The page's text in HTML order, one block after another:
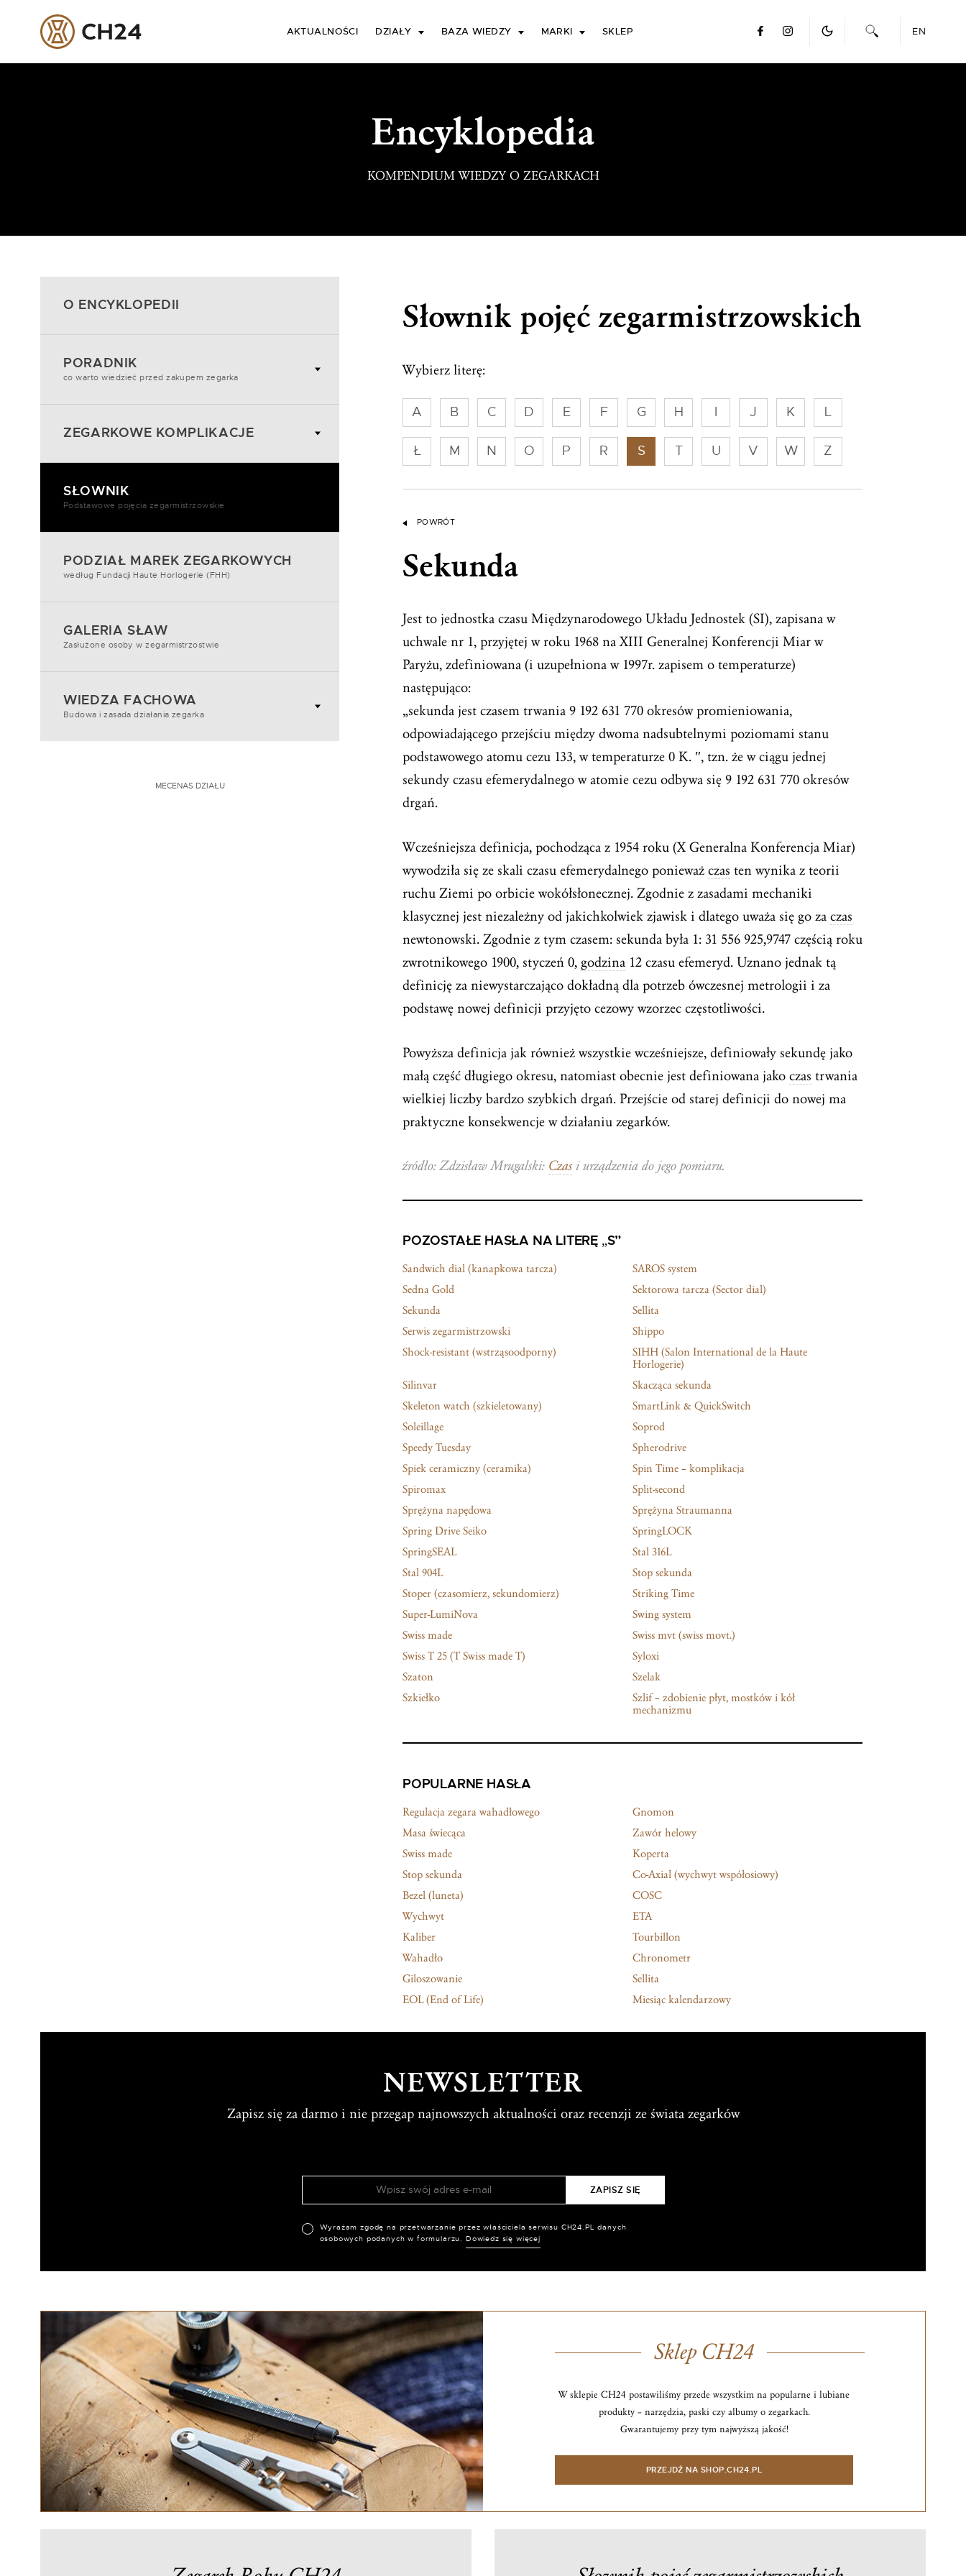
AKTUALNOŚCI DZIAŁY BAZA WIEDZY MARKI SKLEP EN
Encyklopedia
KOMPENDIUM WIEDZY O ZEGARKACH
O ENCYKLOPEDII
PORADNIK
co warto wiedzieć przed zakupem zegarka
ZEGARKOWE KOMPLIKACJE
SŁOWNIK
Podstawowe pojęcia zegarmistrzowskie
PODZIAŁ MAREK ZEGARKOWYCH
według Fundacji Haute Horlogerie (FHH)
GALERIA SŁAW
Zasłużone osoby w zegarmistrzostwie
WIEDZA FACHOWA
Budowa i zasada działania zegarka
MECENAS DZIAŁU
Słownik pojęć zegarmistrzowskich
Wybierz literę:
A B C D E F G H J K L
Ł M N O P R S U V W Z
POWRÓT
Sekunda
Jest to jednostka czasu Międzynarodowego Układu Jednostek (SI), zapisana w
uchwale nr 1, przyjętej w roku 1968 na XIII Generalnej Konferencji Miar w
Paryżu, zdefiniowana (i uzupełniona w 1997r. zapisem o temperaturze)
następująco:
„sekunda jest czasem trwania 9 192 631 770 okresów promieniowania,
odpowiadającego przejściu między dwoma nadsubtelnymi poziomami stanu
podstawowego atomu cezu 133, w temperaturze 0 K. ″, tzn. że w ciągu jednej
sekundy czasu efemerydalnego w atomie cezu odbywa się 9 192 631 770 okresów
drgań.
Wcześniejsza definicja, pochodząca z 1954 roku (X Generalna Konferencja Miar)
wywodziła się ze skali czasu efemerydalnego ponieważ czas ten wynika z teorii
ruchu Ziemi po orbicie wokółsłonecznej. Zgodnie z zasadami mechaniki
klasycznej jest niezależny od jakichkolwiek zjawisk i dlatego uważa się go za czas
newtonowski. Zgodnie z tym czasem: sekunda była 1: 31 556 925,9747 częścią roku
zwrotnikowego 1900, styczeń 0, godzina 12 czasu efemeryd. Uznano jednak tą
definicję za niewystarczająco dokładną dla potrzeb ówczesnej metrologii i za
podstawę nowej definicji przyjęto cezowy wzorzec częstotliwości.
Powyższa definicja jak również wszystkie wcześniejsze, definiowały sekundę jako
małą część długiego okresu, natomiast obecnie jest definiowana jako czas trwania
wielkiej liczby bardzo szybkich drgań. Przejście od starej definicji do nowej ma
praktyczne konsekwencje w działaniu zegarków.
źródło: Zdzisław Mrugalski: Czas i urządzenia do jego pomiaru.
POZOSTAŁE HASŁA NA LITERĘ „S”
Sandwich dial (kanapkowa tarcza)
SAROS system
Sedna Gold
Sektorowa tarcza (Sector dial)
Sekunda
Sellita
Serwis zegarmistrzowski
Shippo
Shock-resistant (wstrząsoodporny)
SIHH (Salon International de la Haute
Horlogerie)
Silinvar
Skacząca sekunda
Skeleton watch (szkieletowany)
SmartLink & QuickSwitch
Soleillage
Soprod
Speedy Tuesday
Spherodrive
Spiek ceramiczny (ceramika)
Spin Time – komplikacja
Spiromax
Split-second
Sprężyna napędowa
Sprężyna Straumanna
Spring Drive Seiko
SpringLOCK
SpringSEAL
Stal 316L
Stal 904L
Stop sekunda
Stoper (czasomierz, sekundomierz)
Striking Time
Super-LumiNova
Swing system
Swiss made
Swiss mvt (swiss movt.)
Swiss T 25 (T Swiss made T)
Syloxi
Szaton
Szelak
Szkiełko
Szlif – zdobienie płyt, mostków i kół
mechanizmu
POPULARNE HASŁA
Regulacja zegara wahadłowego
Gnomon
Masa świecąca
Zawór helowy
Swiss made
Koperta
Stop sekunda
Co-Axial (wychwyt współosiowy)
Bezel (luneta)
COSC
Wychwyt
ETA
Kaliber
Tourbillon
Wahadło
Chronometr
Giloszowanie
Sellita
EOL (End of Life)
Miesiąc kalendarzowy
NEWSLETTER
Zapisz się za darmo i nie przegap najnowszych aktualności oraz recenzji ze świata zegarków
Wyrażam zgodę na przetwarzanie przez właściciela serwisu CH24.PL danych
osobowych podanych w formularzu.
Dowiedz się więcej
Sklep CH24
W sklepie CH24 postawiliśmy przede wszystkim na popularne i lubiane
produkty – narzędzia, paski czy albumy o zegarkach.
Gwarantujemy przy tym najwyższą jakość!
PRZEJDŹ NA SHOP.CH24.PL